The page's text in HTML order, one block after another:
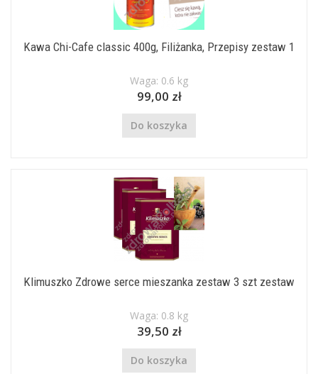
Kawa Chi-Cafe classic 400g, Filiżanka, Przepisy zestaw 1
Waga: 0.6 kg
99,00 zł
Do koszyka
Klimuszko Zdrowe serce mieszanka zestaw 3 szt zestaw
Waga: 0.8 kg
39,50 zł
Do koszyka